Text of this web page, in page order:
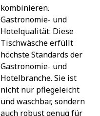
kombinieren.
Gastronomie- und
Hotelqualität: Diese
Tischwäsche erfüllt
höchste Standards der
Gastronomie- und
Hotelbranche. Sie ist
nicht nur pflegeleicht
und waschbar, sondern
auch robust genug für